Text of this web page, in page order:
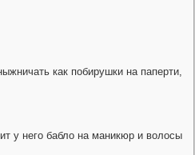
как побирушки на паперти,
у него бабло на маникюр и волосы